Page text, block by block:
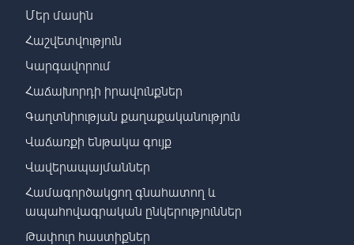
Մեր մասին
Հաշվետվություն
Կարգավորում
Հաճախորդի իրավունքներ
Գաղտնիության քաղաքականություն
Վաճառքի ենթակա գույք
Վավերապայմաններ
Համագործակցող գնահատող և
ապահովագրական ընկերություններ
Թափուր հաստիքներ